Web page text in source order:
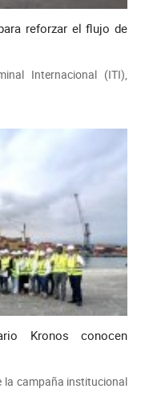
reforzar el flujo de
Internacional (ITI),
Kronos conocen
la campaña institucional